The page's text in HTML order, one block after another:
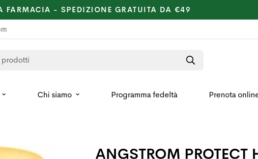
FARMACIA - SPEDIZIONE GRATUITA DA €49
prodotti
Chi siamo Programma fedeltà Prenota
ANGSTROM PROTECT